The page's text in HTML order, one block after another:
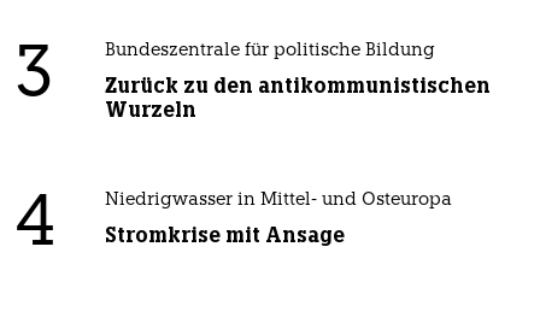
3 Bundeszentrale für politische Bildung
Zurück zu den antikommunistischen
Wurzeln
4 Niedrigwasser in Mittel- und Osteuropa
Stromkrise mit Ansage